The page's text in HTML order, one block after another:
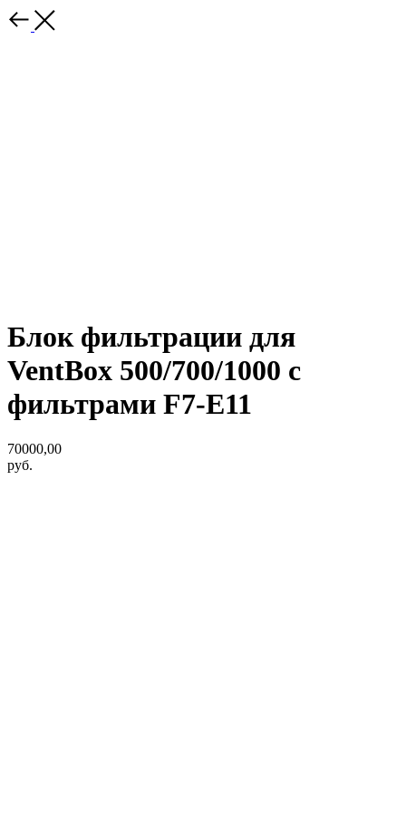
Блок фильтрации для
VentBox 500/700/1000 с
фильтрами F7-E11
70000,00
руб.